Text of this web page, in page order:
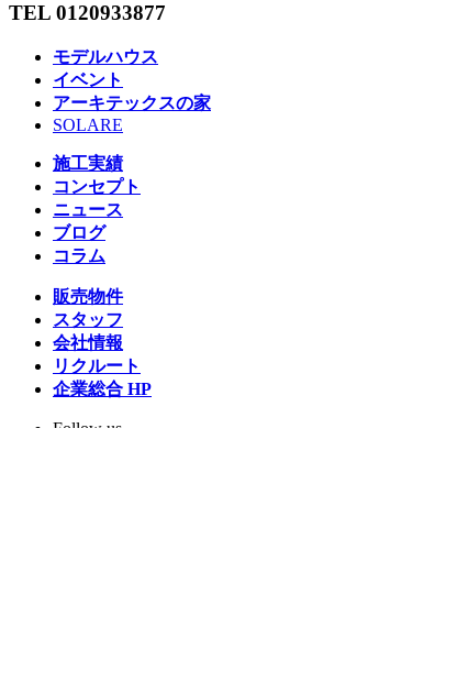
TEL 0120933877
モデルハウス
イベント
アーキテックスの家
SOLARE
施工実績
コンセプト
ニュース
ブログ
コラム
販売物件
スタッフ
会社情報
リクルート
企業総合 HP
Follow us